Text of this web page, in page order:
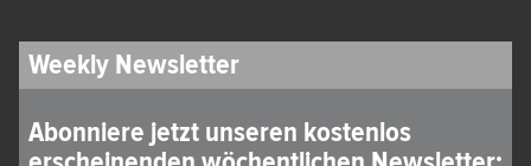
Weekly Newsletter
Abonniere jetzt unseren kostenlos